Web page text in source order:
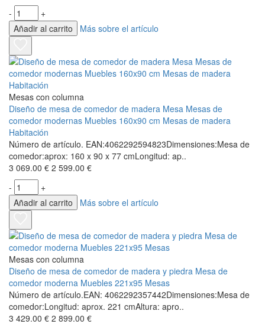
-
+
Añadir al carrito
Más sobre el artículo
Mesas con columna
Diseño de mesa de comedor de madera Mesa Mesas de
comedor modernas Muebles 160x90 cm Mesas de madera
Habitación
Número de artículo. EAN:4062292594823Dimensiones:Mesa de
comedor:aprox: 160 x 90 x 77 cmLongitud: ap..
3 069.00 € 2 599.00 €
-
+
Añadir al carrito
Más sobre el artículo
Mesas con columna
Diseño de mesa de comedor de madera y piedra Mesa de
comedor moderna Muebles 221x95 Mesas
Número de artículo.EAN: 4062292357442Dimensiones:Mesa de
comedor:Longitud: aprox. 221 cmAltura: apro..
3 429.00 € 2 899.00 €